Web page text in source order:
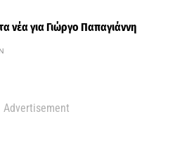
νέα για Γιώργο Παπαγιάννη
Advertisement